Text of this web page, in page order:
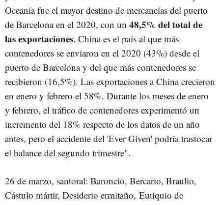
Oceanía fue el mayor destino de mercancías del puerto
de Barcelona en el 2020, con un 48,5% del total de
las exportaciones. China es el país al que más
contenedores se enviaron en el 2020 (43%) desde el
puerto de Barcelona y del que más contenedores se
recibieron (16,5%). Las exportaciones a China crecieron
en enero y febrero el 58%. Durante los meses de enero
y febrero, el tráfico de contenedores experimentó un
incremento del 18% respecto de los datos de un año
antes, pero el accidente del 'Ever Given' podría trastocar
el balance del segundo trimestre".
26 de marzo, santoral: Baroncio, Bercario, Braulio,
Cástulo mártir, Desiderio ermitaño, Eutiquio de